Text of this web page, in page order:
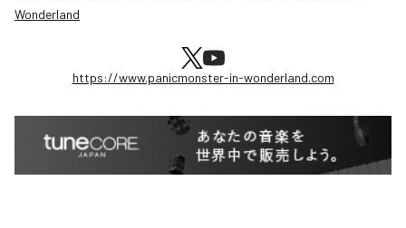
Wonderland
https://www.panicmonster-in-wonderland.com